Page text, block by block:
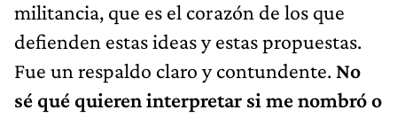
militancia, que es el corazón de los que
defienden estas ideas y estas propuestas.
Fue un respaldo claro y contundente. No
sé qué quieren interpretar si me nombró o